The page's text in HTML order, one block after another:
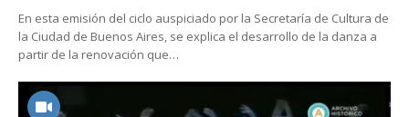
En esta emisión del ciclo auspiciado por la Secretaría de Cultura de
la Ciudad de Buenos Aires, se explica el desarrollo de la danza a
partir de la renovación que…